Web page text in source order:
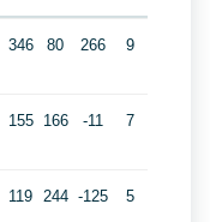
346 80 266 9
155 166 -11 7
119 244 -125 5